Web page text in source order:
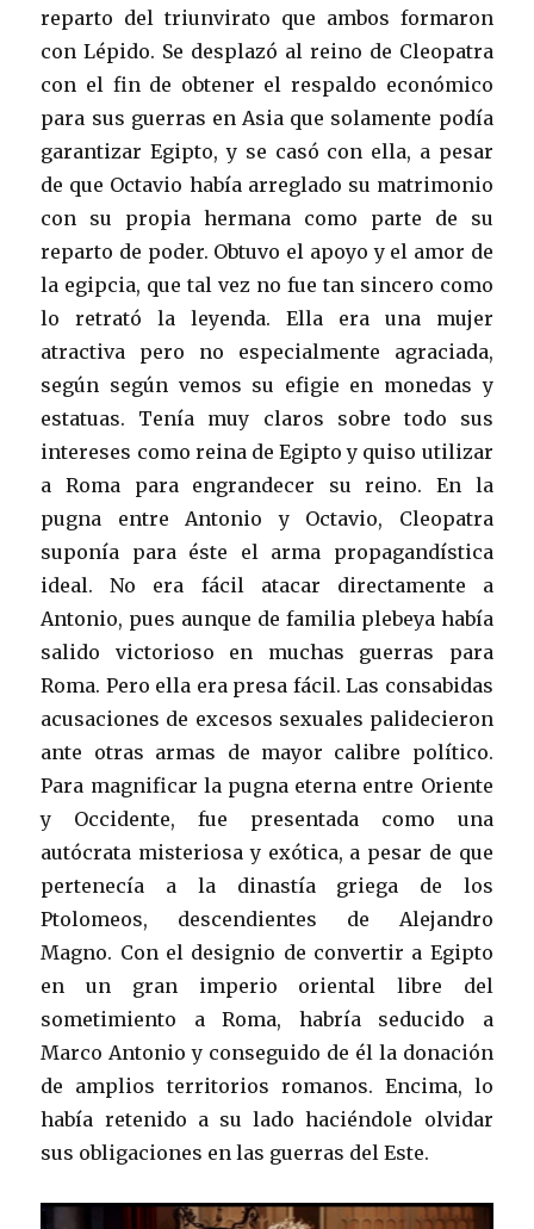
reparto del triunvirato que ambos formaron
con Lépido. Se desplazó al reino de Cleopatra
con el fin de obtener el respaldo económico
para sus guerras en Asia que solamente podía
garantizar Egipto, y se casó con ella, a pesar
de que Octavio había arreglado su matrimonio
con su propia hermana como parte de su
reparto de poder. Obtuvo el apoyo y el amor de
la egipcia, que tal vez no fue tan sincero como
lo retrató la leyenda. Ella era una mujer
atractiva pero no especialmente agraciada,
según según vemos su efigie en monedas y
estatuas. Tenía muy claros sobre todo sus
intereses como reina de Egipto y quiso utilizar
a Roma para engrandecer su reino. En la
pugna entre Antonio y Octavio, Cleopatra
suponía para éste el arma propagandística
ideal. No era fácil atacar directamente a
Antonio, pues aunque de familia plebeya había
salido victorioso en muchas guerras para
Roma. Pero ella era presa fácil. Las consabidas
acusaciones de excesos sexuales palidecieron
ante otras armas de mayor calibre político.
Para magnificar la pugna eterna entre Oriente
y Occidente, fue presentada como una
autócrata misteriosa y exótica, a pesar de que
pertenecía a la dinastía griega de los
Ptolomeos, descendientes de Alejandro
Magno. Con el designio de convertir a Egipto
en un gran imperio oriental libre del
sometimiento a Roma, habría seducido a
Marco Antonio y conseguido de él la donación
de amplios territorios romanos. Encima, lo
había retenido a su lado haciéndole olvidar
sus obligaciones en las guerras del Este.